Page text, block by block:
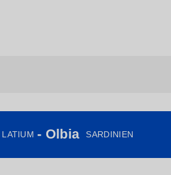
LATIUM - Olbia SARDINIEN